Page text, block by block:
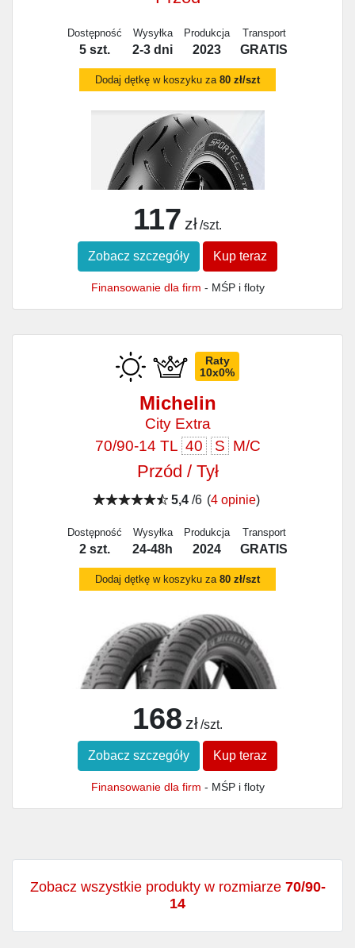
Dostępność
5 szt.
Wysyłka
2-3 dni
Produkcja
2023
Transport
GRATIS
Dodaj dętkę w koszyku za 80 zł/szt
117 zł /szt.
Zobacz szczegóły Kup teraz
Finansowanie dla firm - MŚP i floty
Raty
10x0%
Michelin
City Extra
70/90-14 TL 40 S M/C
Przód / Tył
5,4/6 (4 opinie)
Dostępność
2 szt.
Wysyłka
24-48h
Produkcja
2024
Transport
GRATIS
Dodaj dętkę w koszyku za 80 zł/szt
168 zł /szt.
Zobacz szczegóły Kup teraz
Finansowanie dla firm - MŚP i floty
Zobacz wszystkie produkty w rozmiarze 70/90-
14